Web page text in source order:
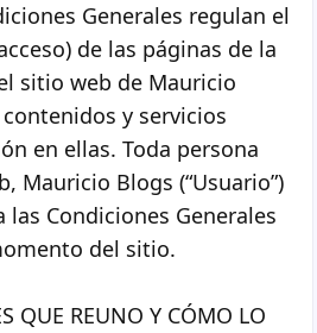
Generales regulan el
de las páginas de la
sitio web de Mauricio
y servicios
en ellas. Toda persona
Mauricio Blogs (“Usuario”)
Condiciones Generales
del sitio.
QUE REUNO Y CÓMO LO